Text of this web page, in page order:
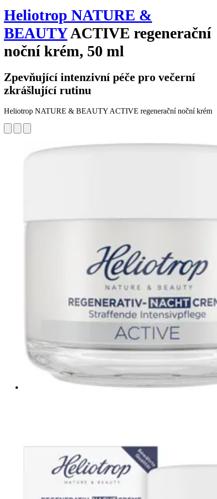
Heliotrop NATURE &
BEAUTYACTIVE regenerační
noční krém, 50 ml
Zpevňující intenzivní péče pro večerní
zkrášlující rutinu
Heliotrop NATURE & BEAUTY ACTIVE regenerační noční krém